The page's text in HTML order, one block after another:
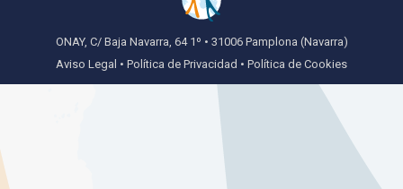
ONAY, C/ Baja Navarra, 64 1º • 31006 Pamplona (Navarra)
Aviso Legal • Política de Privacidad • Política de Cookies